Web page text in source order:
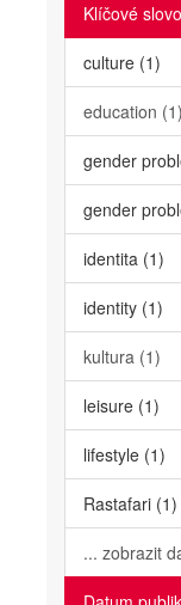
Klíčové slovo
culture (1)
education (1)
gender
gender
identita (1)
identity (1)
kultura (1)
leisure (1)
lifestyle (1)
Rastafari (1)
... zobrazit